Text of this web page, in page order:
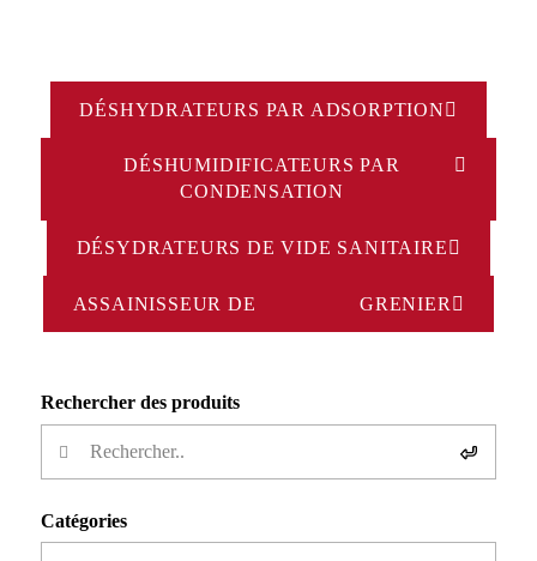
DÉSHYDRATEURS PAR ADSORPTION
DÉSHUMIDIFICATEURS PAR
CONDENSATION
DÉSYDRATEURS DE VIDE SANITAIRE
ASSAINISSEUR DE GRENIER
Rechercher des produits
Catégories